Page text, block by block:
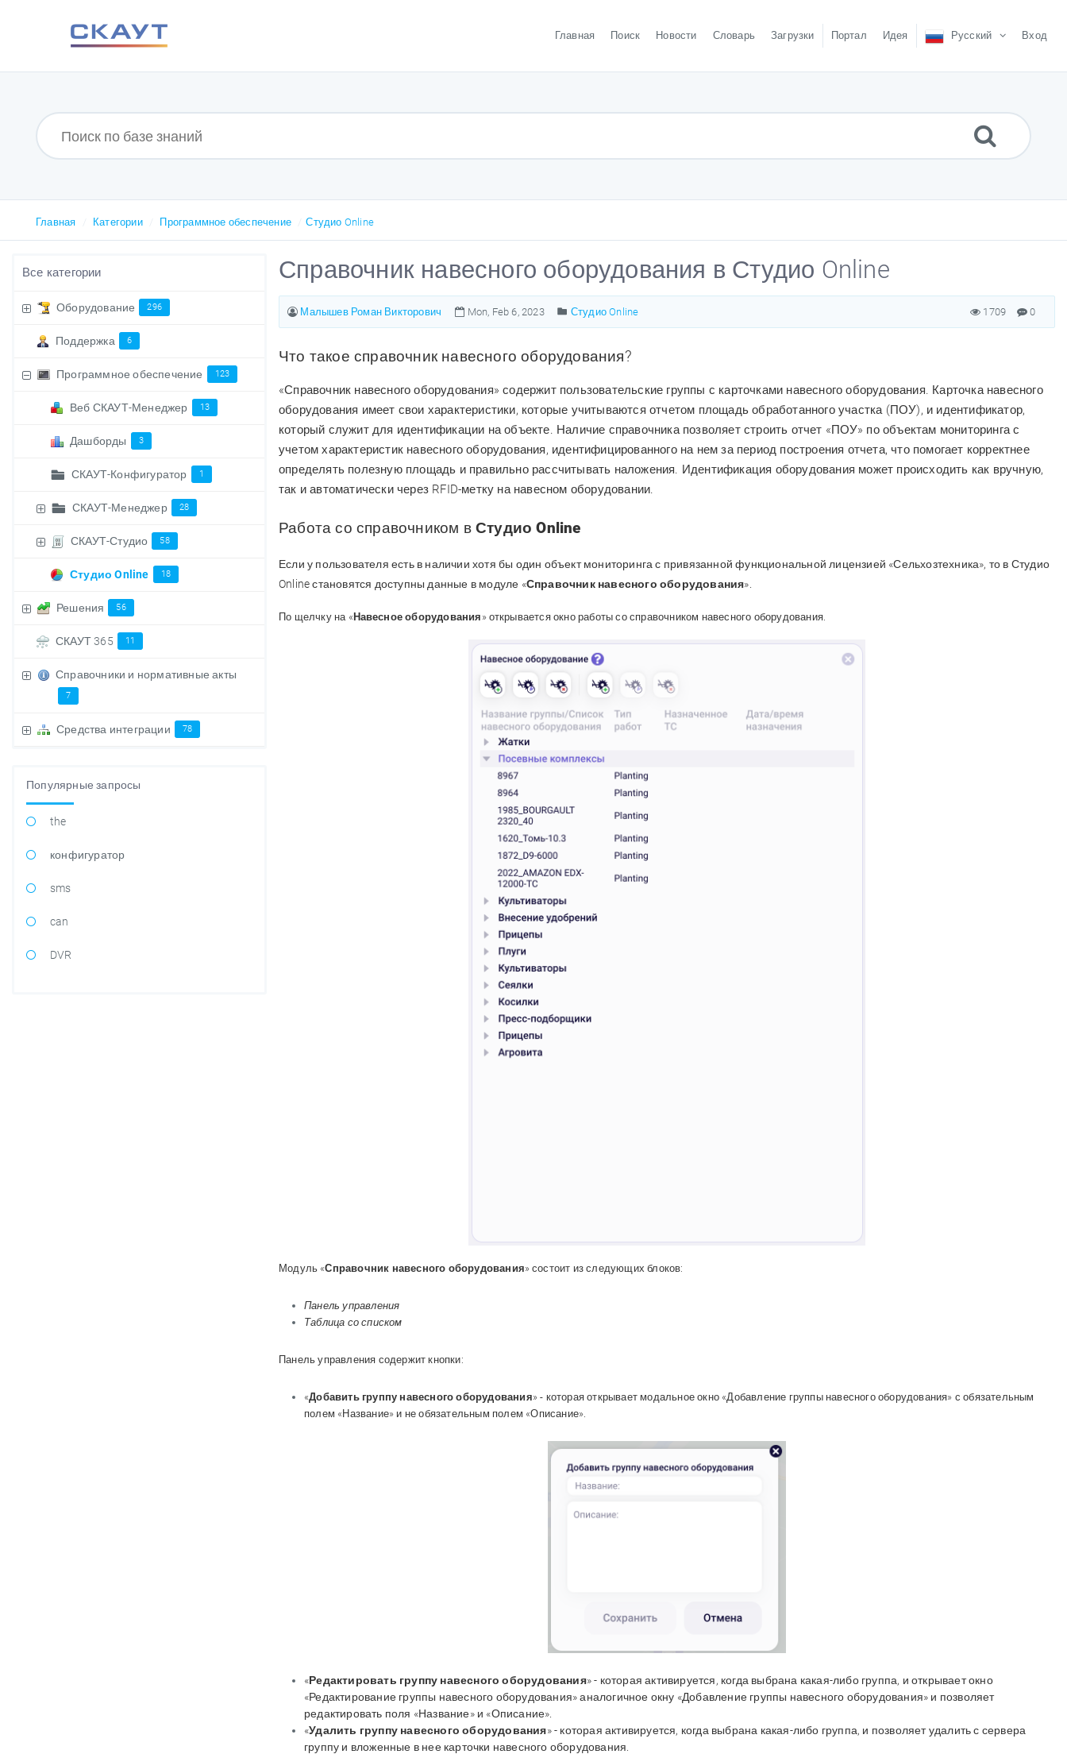
Главная Поиск Новости Словарь Загрузки Портал Идея Русский Вход
Главная Категории Программное обеспечение Студио Online
Все категории
Оборудование 296
Поддержка 6
Программное обеспечение 123
Веб СКАУТ-Менеджер 13
Дашборды 3
СКАУТ-Конфигуратор 1
СКАУТ-Менеджер 28
СКАУТ-Студио 58
Студио Online 18
Решения 56
СКАУТ 365 11
Справочники и нормативные акты
7
Средства интеграции 78
Популярные запросы
the
конфигуратор
sms
can
DVR
Справочник навесного оборудования в Студио Online
Малышев Роман Викторович Mon, Feb 6, 2023 Студио Online 0
1709
Что такое справочник навесного оборудования?
«Справочник навесного оборудования» содержит пользовательские группы с карточками навесного оборудования. Карточка навесного
оборудования имеет свои характеристики, которые учитываются отчетом площадь обработанного участка (ПОУ), и идентификатор,
который служит для идентификации на объекте. Наличие справочника позволяет строить отчет «ПОУ» по объектам мониторинга с
учетом характеристик навесного оборудования, идентифицированного на нем за период построения отчета, что помогает корректнее
определять полезную площадь и правильно рассчитывать наложения. Идентификация оборудования может происходить как вручную,
так и автоматически через RFID-метку на навесном оборудовании.
Работа со справочником в Студио Online
Если у пользователя есть в наличии хотя бы один объект мониторинга с привязанной функциональной лицензией «Сельхозтехника», то в Студио
Online становятся доступны данные в модуле «Справочник навесного оборудования».
По щелчку на « Навесное оборудования » открываетсяокно работы со справочником навесного оборудования.
Модуль «Справочник навесного оборудования»состоит из следующих блоков:
Панель управления
Таблица со списком
Панель управления содержит кнопки:
«Добавить группу навесного оборудования» - которая открывает модальное окно «Добавление группы навесного оборудования» с обязательным
полем «Название» и не обязательным полем «Описание».
«Редактировать группу навесного оборудования» - которая активируется, когда выбрана какая-либо группа, и открывает окно
«Редактирование группы навесного оборудования» аналогичное окну «Добавление группы навесного оборудования» и позволяет
редактировать поля «Название» и «Описание».
«Удалить группу навесного оборудования» - которая активируется, когда выбрана какая-либо группа, и позволяет удалить с сервера
группу и вложенные в нее карточки навесного оборудования.